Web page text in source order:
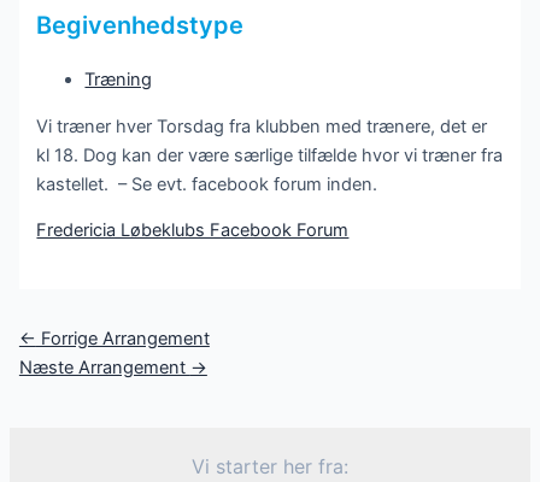
Begivenhedstype
Træning
Vi træner hver Torsdag fra klubben med trænere, det er
kl 18. Dog kan der være særlige tilfælde hvor vi træner fra
kastellet. – Se evt. facebook forum inden.
Fredericia Løbeklubs Facebook Forum
Post
navigation
← Forrige Arrangement
Næste Arrangement →
Vi starter her fra: